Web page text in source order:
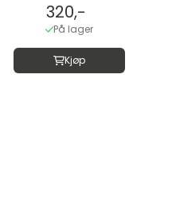
320,-
På lager
Kjøp